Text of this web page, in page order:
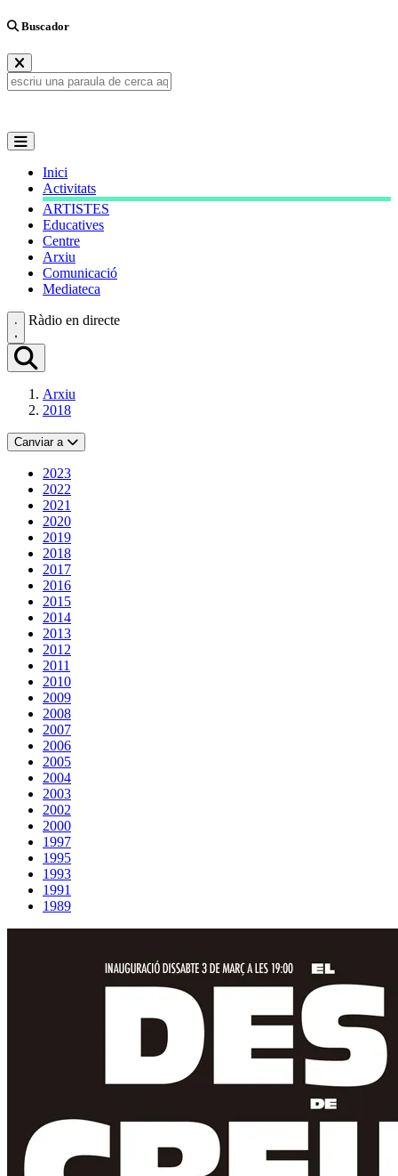
Buscador
Inici
Activitats
ARTISTES
Educatives
Centre
Arxiu
Comunicació
Mediateca
Ràdio en directe
Arxiu
2018
Canviar a
2023
2022
2021
2020
2019
2018
2017
2016
2015
2014
2013
2012
2011
2010
2009
2008
2007
2006
2005
2004
2003
2002
2000
1997
1995
1993
1991
1989